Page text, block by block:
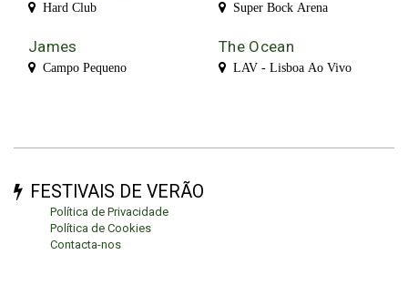
Hard Club Super Bock Arena
James
Campo Pequeno
The Ocean
LAV - Lisboa Ao Vivo
FESTIVAIS DE VERÃO
Política de Privacidade
Política de Cookies
Contacta-nos